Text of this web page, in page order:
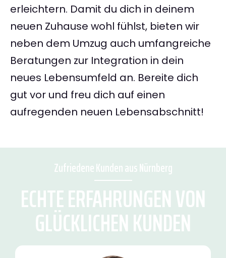
erleichtern. Damit du dich in deinem
neuen Zuhause wohl fühlst, bieten wir
neben dem Umzug auch umfangreiche
Beratungen zur Integration in dein
neues Lebensumfeld an. Bereite dich
gut vor und freu dich auf einen
aufregenden neuen Lebensabschnitt!
Zufriedene Kunden aus Nürnberg
ECHTE ERFAHRUNGEN VON
GLÜCKLICHEN KUNDEN